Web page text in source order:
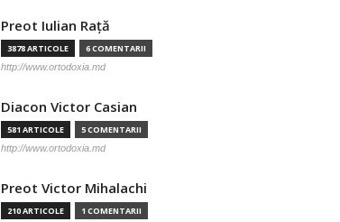
Preot Iulian Raţă
3878 ARTICOLE 6 COMENTARII
http://www.ortodoxia.md
Diacon Victor Casian
581 ARTICOLE 5 COMENTARII
http://www.ortodoxia.md
Preot Victor Mihalachi
210 ARTICOLE 1 COMENTARII